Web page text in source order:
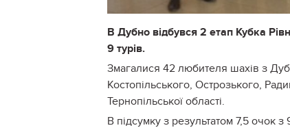
В Дубно відбувся 2 етап Кубка
9 турів.
Змагалися 42 любителя шахів з
Костопільського, Острозького,
Тернопільської області.
В підсумку з результатом 7,5